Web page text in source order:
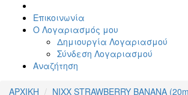
Επικοινωνία
Ο Λογαριασμός μου
Δημιουργία Λογαριασμού
Σύνδεση Λογαριασμού
Αναζήτηση
ΑΡΧΙΚΗ NIXX STRAWBERRY BANANA